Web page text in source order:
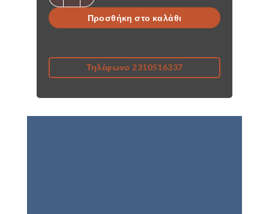
Προσθήκη στο καλάθι
Τηλέφωνο 2310516337